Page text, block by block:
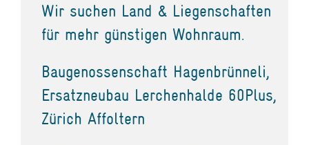
Wir suchen Land & Liegenschaften
für mehr günstigen Wohnraum.
Baugenossenschaft Hagenbrünneli,
Ersatzneubau Lerchenhalde 60Plus,
Zürich Affoltern